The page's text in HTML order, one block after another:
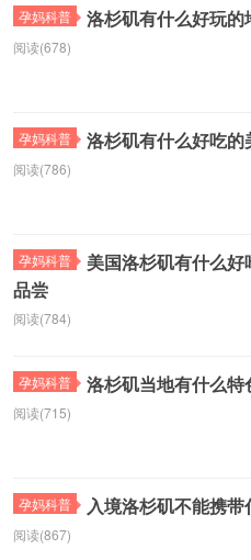
孕妈科普 洛杉矶有什么好玩的
阅读(678)
孕妈科普 洛杉矶有什么好吃的
阅读(786)
孕妈科普
美国洛杉矶有什么
品尝
阅读(784)
孕妈科普 洛杉矶当地有什么特
阅读(715)
孕妈科普 入境洛杉矶不能携带
阅读(867)